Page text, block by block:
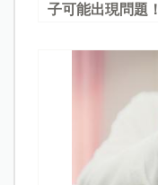
子可能出現問題！